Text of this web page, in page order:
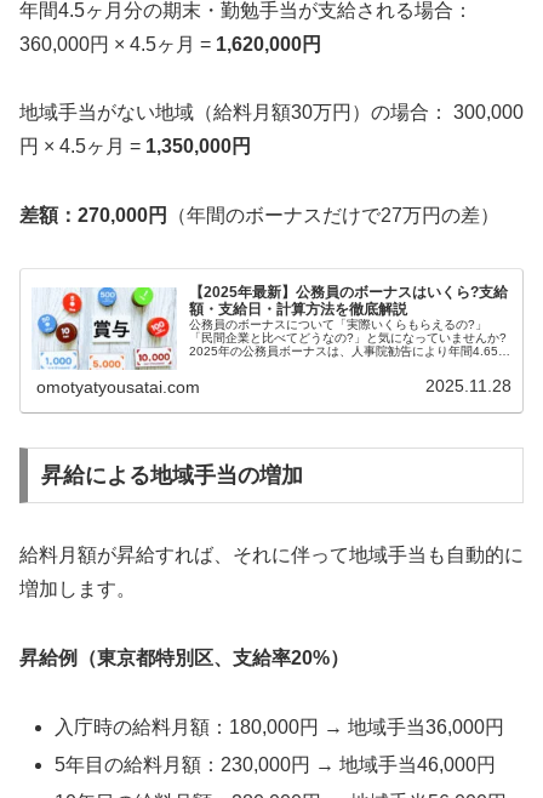
年間4.5ヶ月分の期末・勤勉手当が支給される場合：
360,000円 × 4.5ヶ月 = 1,620,000円
地域手当がない地域（給料月額30万円）の場合： 300,000
円 × 4.5ヶ月 = 1,350,000円
差額：270,000円 （年間のボーナスだけで27万円の差）
【2025年最新】公務員のボーナスはいくら?支給
額・支給日・計算方法を徹底解説
公務員のボーナスについて「実際いくらもらえるの?」
「民間企業と比べてどうなの?」と気になっていませんか?
2025年の公務員ボーナスは、人事院勧告により年間4.65月
omotyatyousatai.com 2025.11.28
昇給による地域手当の増加
給料月額が昇給すれば、それに伴って地域手当も自動的に
増加します。
昇給例（東京都特別区、支給率20%）
入庁時の給料月額：180,000円 → 地域手当36,000円
5年目の給料月額：230,000円 → 地域手当46,000円